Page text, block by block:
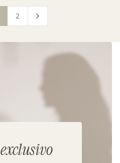
2
exclusivo